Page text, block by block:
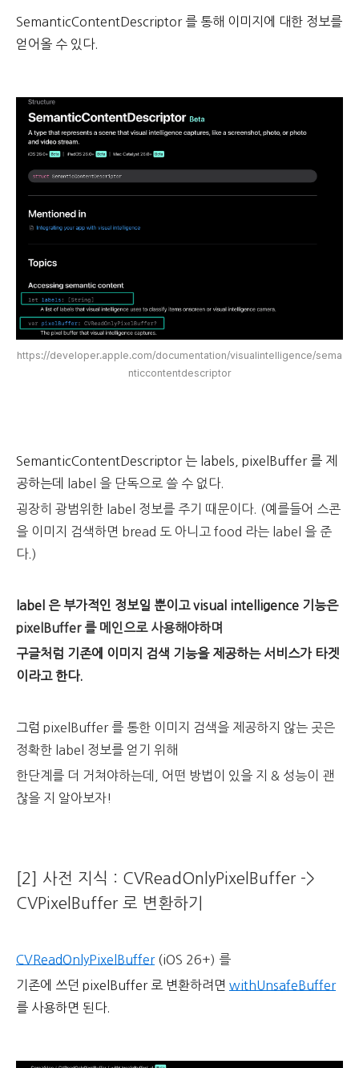
SemanticContentDescriptor 를 통해 이미지에 대한 정보를
얻어올 수 있다.
https://developer.apple.com/documentation/visualintelligence/sema
nticcontentdescriptor
SemanticContentDescriptor 는 labels, pixelBuffer 를 제
공하는데
label 을 단독으로 쓸 수 없다.
굉장히 광범위한 label 정보를 주기 때문이다. (예를들어 스콘
을 이미지 검색하면 bread 도 아니고 food 라는 label 을 준
다.)
label 은 부가적인 정보일 뿐이고 visual intelligence 기능은
pixelBuffer 를 메인으로 사용해야하며
구글처럼 기존에 이미지 검색 기능을 제공하는 서비스가 타겟
이라고 한다.
그럼 pixelBuffer 를 통한 이미지 검색을 제공하지 않는 곳은
정확한 label 정보를 얻기 위해
한단계를 더 거쳐야하는데, 어떤 방법이 있을 지 & 성능이 괜
찮을 지 알아보자!
[2] 사전 지식 : CVReadOnlyPixelBuffer ->
CVPixelBuffer 로 변환하기
CVReadOnlyPixelBuffer(iOS 26+) 를
기존에 쓰던 pixelBuffer 로 변환하려면 withUnsafeBuffer
를 사용하면 된다.